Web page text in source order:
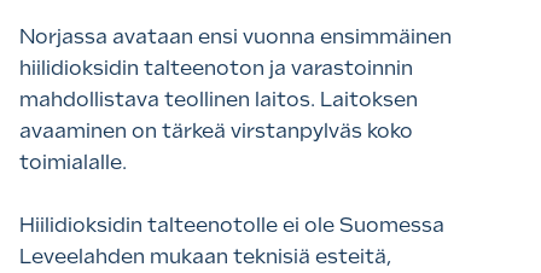
Norjassa avataan ensi vuonna ensimmäinen
hiilidioksidin talteenoton ja varastoinnin
mahdollistava teollinen laitos. Laitoksen
avaaminen on tärkeä virstanpylväs koko
toimialalle.
Hiilidioksidin talteenotolle ei ole Suomessa
Leveelahden mukaan teknisiä esteitä,